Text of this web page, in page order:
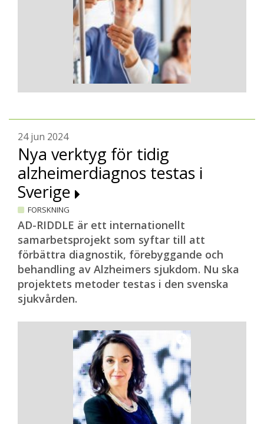
24 jun 2024
Nya verktyg för tidig
alzheimerdiagnos testas i
Sverige
FORSKNING
AD-RIDDLE är ett internationellt
samarbetsprojekt som syftar till att
förbättra diagnostik, förebyggande och
behandling av Alzheimers sjukdom. Nu ska
projektets metoder testas i den svenska
sjukvården.